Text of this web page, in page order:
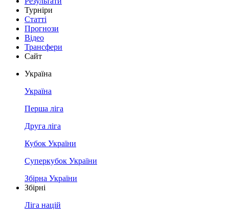
Турніри
Статті
Прогнози
Відео
Трансфери
Сайт
Україна
Україна
Перша ліга
Друга ліга
Кубок України
Суперкубок України
Збірна України
Збірні
Ліга націй